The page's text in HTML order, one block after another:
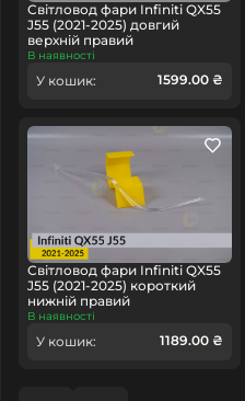
Світловод фари Infiniti QX55
J55 (2021-2025) довгий
верхній правий
В наявності
У кошик: 1599.00 ₴
Світловод фари Infiniti QX55
J55 (2021-2025) короткий
нижній правий
В наявності
У кошик: 1189.00 ₴